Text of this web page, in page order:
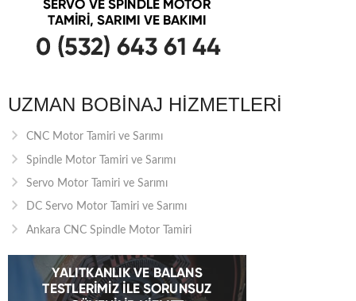
UZMAN BOBINAJ HIZMETLERI
CNC Motor Tamiri ve Sarımı
Spindle Motor Tamiri ve Sarımı
Servo Motor Tamiri ve Sarımı
DC Servo Motor Tamiri ve Sarımı
Ankara CNC Spindle Motor Tamiri